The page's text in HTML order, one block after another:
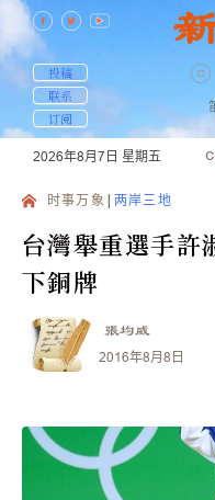
投稿
联系
订阅
2026年8月7日 星期五
时事万象 两岸三地
台灣舉重選手許
下銅牌
張均威
2016年8月8日